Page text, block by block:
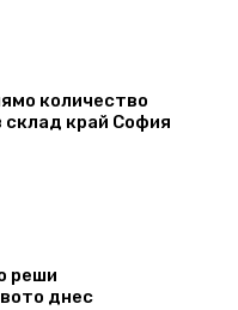
количество
склад край София
реши
днес